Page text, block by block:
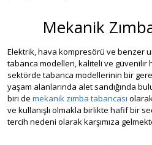
Mekanik
Elektrik, hava kompresörü ve benzer
tabanca modelleri, kaliteli ve güvenilir
sektörde tabanca modellerinin bir
yaşam alanlarında alet sandığında
biri de mekanik zımba tabancası
ve kullanışlı olmakla birlikte hafif bir
tercih nedeni olarak karşımıza